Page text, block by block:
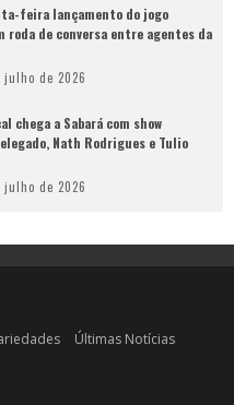
feira lançamento do jogo
roda de conversa entre agentes da
julho de 2026
chega a Sabará com show
Nath Rodrigues e Tulio
julho de 2026
Últimas Notícias